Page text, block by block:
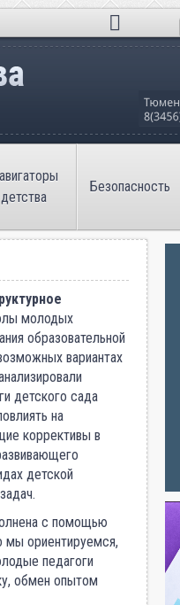
школа
детства
Безопасность
молодых
образовательной
вариантах
детского сада
на
коррективы в
детской
с помощью
мы ориентируемся,
педагоги
обмен опытом